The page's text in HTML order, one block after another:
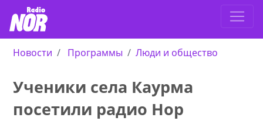
Новости Программы Люди и общество
Ученики села Каурма
посетили радио Нор